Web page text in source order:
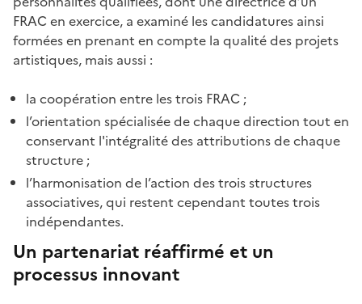
FRAC en exercice, a examiné les candidatures ainsi
formées en prenant en compte la qualité des projets
artistiques, mais aussi :
la coopération entre les trois FRAC ;
l’orientation spécialisée de chaque direction tout en
conservant l'intégralité des attributions de chaque
structure ;
l’harmonisation de l’action des trois structures
associatives, qui restent cependant toutes trois
indépendantes.
Un partenariat réaffirmé et un
processus innovant